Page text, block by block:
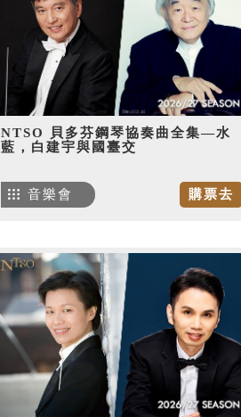
NTSO 貝多芬鋼琴協奏曲全集—水
藍，白建宇與國臺交
購票去
音樂會